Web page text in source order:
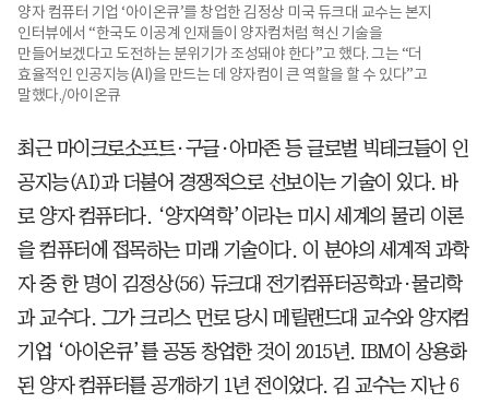
양자 컴퓨터 기업 ‘아이온큐’를 창업한 김정상 미국 듀크대 교수는 본지
인터뷰에서 “한국도 이공계 인재들이 양자컴처럼 혁신 기술을
만들어보겠다고 도전하는 분위기가 조성돼야 한다”고 했다. 그는 “더
효율적인 인공지능(AI)을 만드는 데 양자컴이 큰 역할을 할 수 있다”고
말했다./아이온큐
최근 마이크로소프트·구글·아마존 등 글로벌 빅테크들이 인
공지능(AI)과 더불어 경쟁적으로 선보이는 기술이 있다. 바
로 양자 컴퓨터다. ‘양자역학’이라는 미시 세계의 물리 이론
을 컴퓨터에 접목하는 미래 기술이다. 이 분야의 세계적 과학
자 중 한 명이 김정상(56) 듀크대 전기컴퓨터공학과·물리학
과 교수다. 그가 크리스 먼로 당시 메릴랜드대 교수와 양자컴
기업 ‘아이온큐’를 공동 창업한 것이 2015년. IBM이 상용화
된 양자 컴퓨터를 공개하기 1년 전이었다. 김 교수는 지난 6